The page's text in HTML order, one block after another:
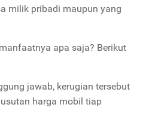
milik pribadi maupun yang
apa saja? Berikut
jawab, kerugian tersebut
harga mobil tiap